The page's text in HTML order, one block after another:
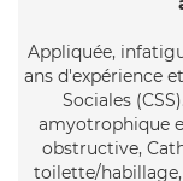
Appliquée,
ans d'expérience
Sociales
amyotrophique
obstructive,
toilette/habillage,